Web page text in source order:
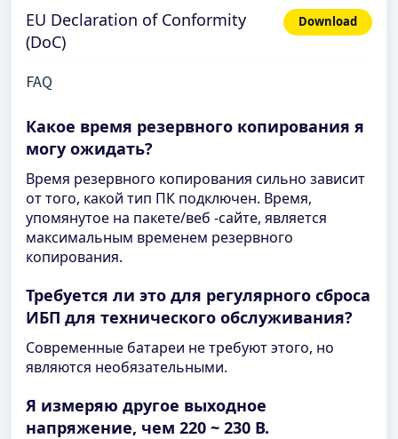
EU Declaration of Conformity
(DoC)
Download
FAQ
Какое время резервного копирования я
могу ожидать?
Время резервного копирования сильно зависит
от того, какой тип ПК подключен. Время,
упомянутое на пакете/веб -сайте, является
максимальным временем резервного
копирования.
Требуется ли это для регулярного сброса
ИБП для технического обслуживания?
Современные батареи не требуют этого, но
являются необязательными.
Я измеряю другое выходное
напряжение, чем 220 ~ 230 В.